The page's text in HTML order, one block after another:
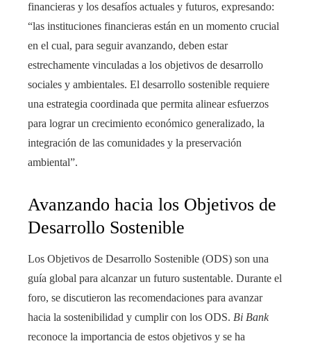
financieras y los desafíos actuales y futuros, expresando:
“las instituciones financieras están en un momento crucial
en el cual, para seguir avanzando, deben estar
estrechamente vinculadas a los objetivos de desarrollo
sociales y ambientales. El desarrollo sostenible requiere
una estrategia coordinada que permita alinear esfuerzos
para lograr un crecimiento económico generalizado, la
integración de las comunidades y la preservación
ambiental”.
Avanzando hacia los Objetivos de
Desarrollo Sostenible
Los Objetivos de Desarrollo Sostenible (ODS) son una
guía global para alcanzar un futuro sustentable. Durante el
foro, se discutieron las recomendaciones para avanzar
hacia la sostenibilidad y cumplir con los ODS. Bi Bank
reconoce la importancia de estos objetivos y se ha